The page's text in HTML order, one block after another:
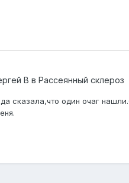
В в Рассеянный склероз
сказала,что один очаг